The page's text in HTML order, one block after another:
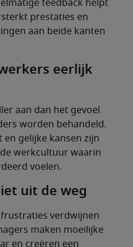
feedback helpt
prestaties en
aan beide kanten
eerlijk
aan dan het gevoel
worden behandeld.
en gelijke kansen zijn
werkcultuur waarin
voelen.
uit de weg
verdwijnen
maken moeilijke
en creëren een